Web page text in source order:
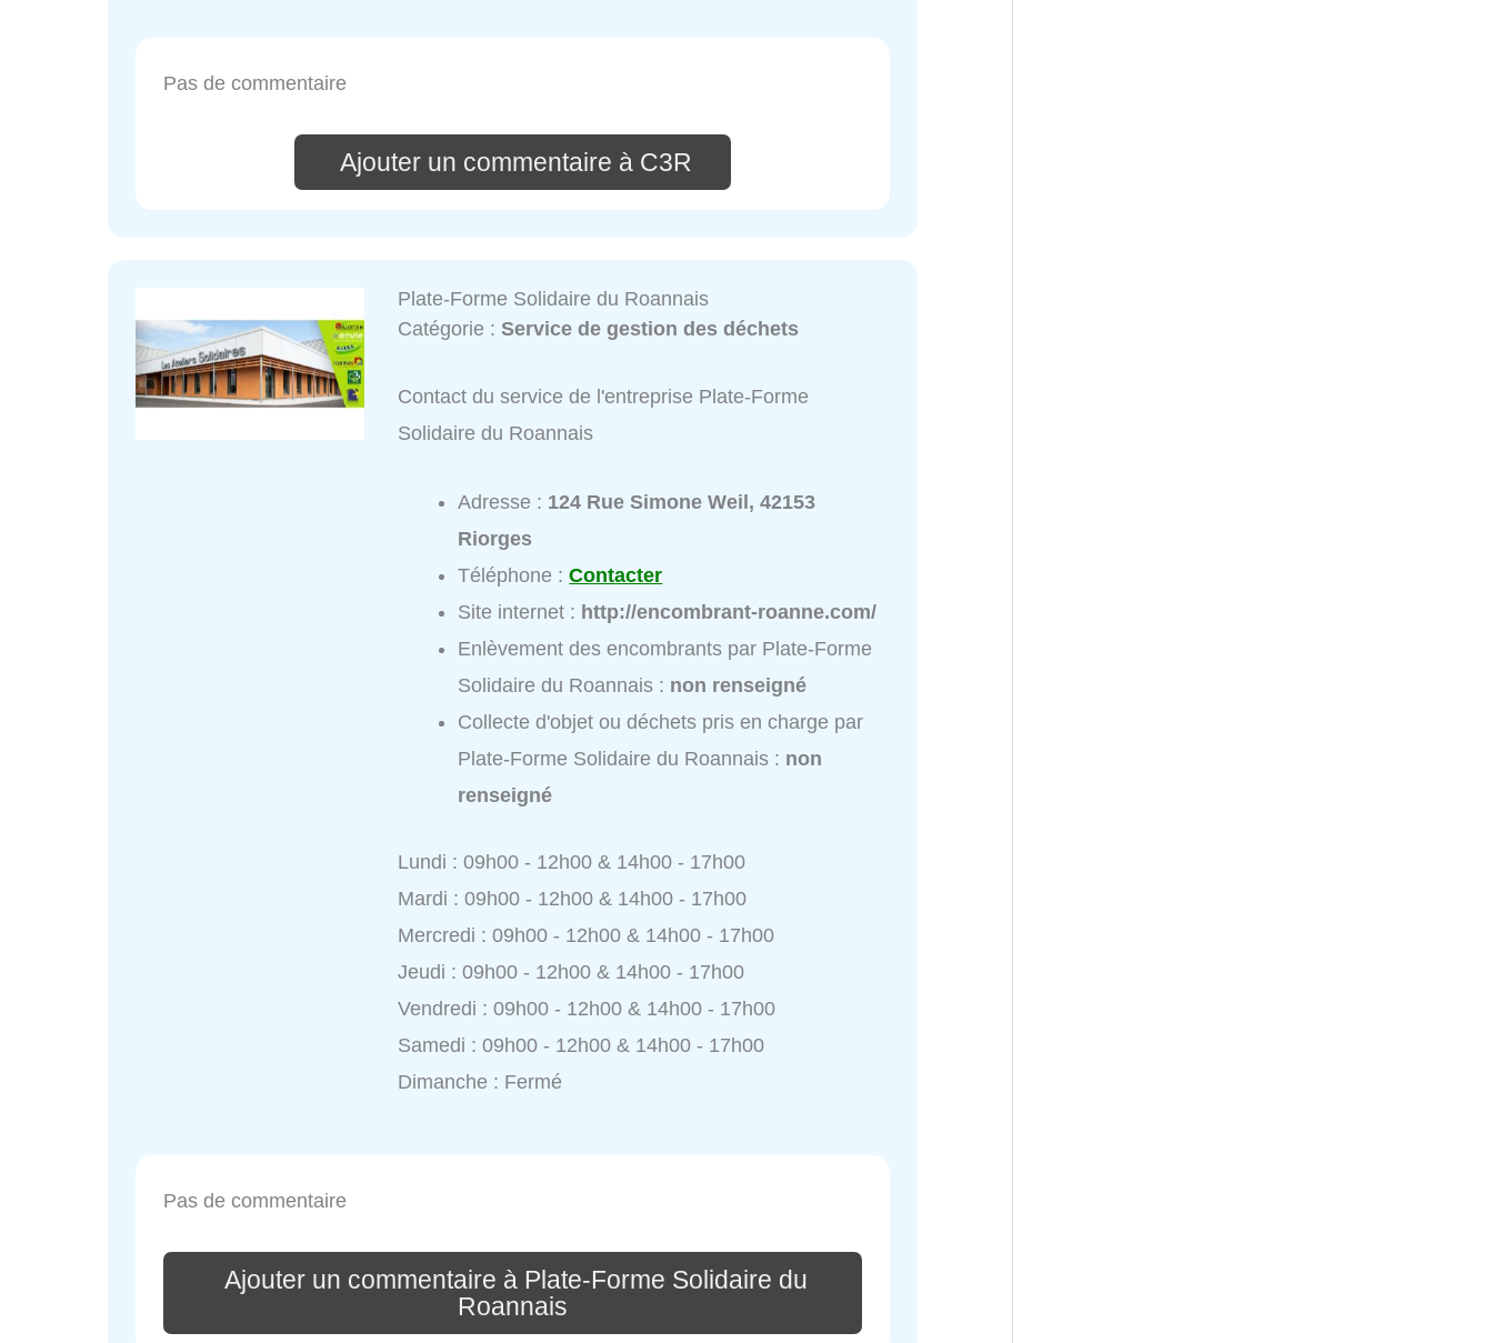
Pas de commentaire
Ajouter un commentaire à C3R
Plate-Forme Solidaire du Roannais
Catégorie :Service de gestion des déchets
Contact du service de l'entreprise Plate-Forme
Solidaire du Roannais
Adresse : 124 Rue Simone Weil, 42153
Riorges
Téléphone :Contacter
Site internet : http://encombrant-roanne.com/
Enlèvement des encombrants par Plate-Forme
Solidaire du Roannais : non renseigné
Collecte d'objet ou déchets pris en charge par
Plate-Forme Solidaire du Roannais : non
renseigné
Lundi : 09h00 - 12h00 & 14h00 - 17h00
Mardi : 09h00 - 12h00 & 14h00 - 17h00
Mercredi : 09h00 - 12h00 & 14h00 - 17h00
Jeudi : 09h00 - 12h00 & 14h00 - 17h00
Vendredi : 09h00 - 12h00 & 14h00 - 17h00
Samedi : 09h00 - 12h00 & 14h00 - 17h00
Dimanche : Fermé
Pas de commentaire
Ajouter un commentaire à Plate-Forme Solidaire du
Roannais